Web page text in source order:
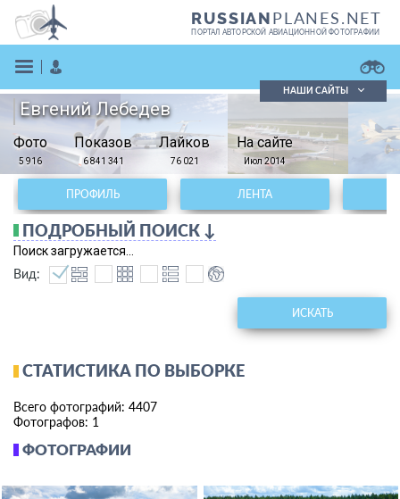
RUSSIANPLANES.NET
ПОРТАЛ АВТОРСКОЙ АВИАЦИОННОЙ ФОТОГРАФИИ
ЗАРЕГИСТРИРОВАТЬСЯ
Поиск фотографий
Поиск в реестре
Кратко
Подробно
НАШИ САЙТЫ
Евгений Лебедев
Фото
5 916
Показов
6 841 341
Лайков
76 021
На сайте
Июл 2014
ПРОФИЛЬ ЛЕНТА
ФОТОГРАФИИ
ПОДРОБНЫЙ ПОИСК ↓
Поиск загружается...
Вид:
ИСКАТЬ
СТАТИСТИКА ПО ВЫБОРКЕ
Всего фотографий: 4407
Фотографов: 1